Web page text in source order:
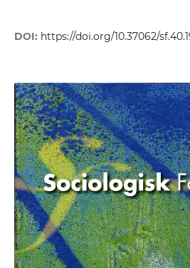
DOI: https://doi.org/10.37062/